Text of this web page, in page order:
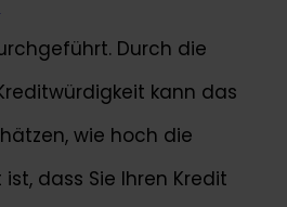
Durch die
kann das
wie hoch die
dass Sie Ihren Kredit